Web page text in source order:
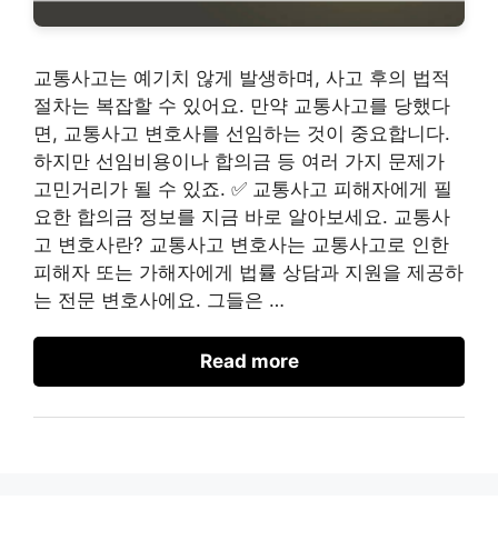
교통사고는 예기치 않게 발생하며, 사고 후의 법적
절차는 복잡할 수 있어요. 만약 교통사고를 당했다
면, 교통사고 변호사를 선임하는 것이 중요합니다.
하지만 선임비용이나 합의금 등 여러 가지 문제가
고민거리가 될 수 있죠. ✅ 교통사고 피해자에게 필
요한 합의금 정보를 지금 바로 알아보세요. 교통사
고 변호사란? 교통사고 변호사는 교통사고로 인한
피해자 또는 가해자에게 법률 상담과 지원을 제공하
는 전문 변호사에요. 그들은 …
Read more